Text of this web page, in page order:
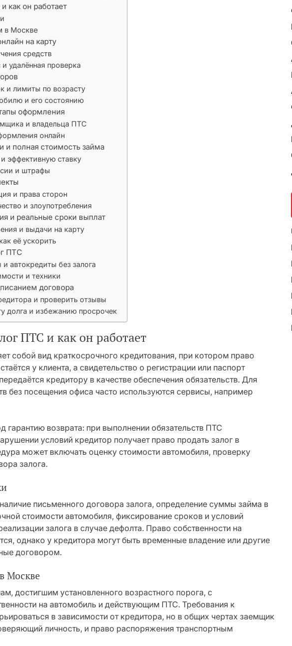
как он работает
в Москве
на карту
средств
удалённая проверка
и лимиты по возрасту
и его состоянию
оформления
и владельца ПТС
онлайн
и полная стоимость займа
эффективную ставку
и штрафы
и права сторон
и злоупотребления
и реальные сроки выплат
и выдачи на карту
её ускорить
ПТС
автокредиты без залога
и техники
договора
и проверить отзывы
долга и избежанию просрочек
ПТС и как он работает
собой вид краткосрочного кредитования, при котором право
у клиента, а свидетельство о регистрации или паспорт
кредитору в качестве обеспечения обязательств. Для
без посещения офиса часто используются сервисы, например
гарантию возврата: при выполнении обязательств ПТС
условий кредитор получает право продать залог в
может включать оценку стоимости автомобиля, проверку
залога.
письменного договора залога, определение суммы займа в
стоимости автомобиля, фиксирование сроков и условий
залога в случае дефолта. Право собственности на
однако у кредитора могут быть временные владение или другие
договором.
Москве
достигшим установленного возрастного порога, с
на автомобиль и действующим ПТС. Требования к
в зависимости от кредитора, но в общих чертах заемщик
личность, и право распоряжения транспортным